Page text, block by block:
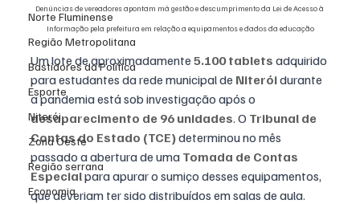
Norte Fluminense
Região Metropolitana
Bastidores da Política
Esporte
Niterói
Zona Oeste
Região serrana
Economia
Denúncias de vereadores apontam má gestão e descumprimento da Lei de Acesso à
Informação pela prefeitura em relação a equipamentos e dados da educação
Um lote de aproximadamente 5.100 tablets adquirido
para estudantes da rede municipal de Niterói durante
a pandemia está sob investigação após o
desaparecimento de 96 unidades. O Tribunal de
Contas do Estado (TCE) determinou no mês
passado a abertura de uma Tomada de Contas
Especial para apurar o sumiço desses equipamentos,
que deveriam ter sido distribuídos em salas de aula.